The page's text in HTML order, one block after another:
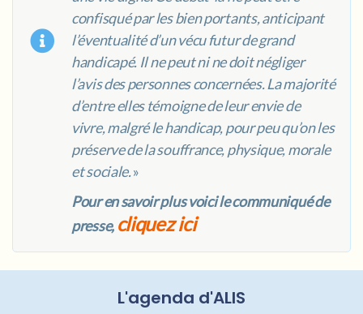
confisqué par les bien portants, anticipant
l’éventualité d’un vécu futur de grand
handicapé. Il ne peut ni ne doit négliger
l’avis des personnes concernées. La majorité
d’entre elles témoigne de leur envie de
vivre, malgré le handicap, pour peu qu’on les
préserve de la souffrance, physique, morale
et sociale.»
Pour en savoir plus voici le communiqué de
presse, cliquez ici
L'agenda d'ALIS